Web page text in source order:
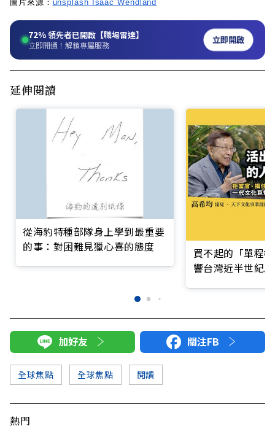
圖片來源： unsplash Isaac Wendland
72%領先者已開啟【職場雷達】
立即開通！解鎖專屬服務 立即開啟
延伸閱讀
從海豹特種部隊身上學到最重要
的事：對困難見獵心喜的態度
買不起的「單程
響台灣近半世紀
加好友 關注FB
全球焦點 全球焦點 閱讀
熱門